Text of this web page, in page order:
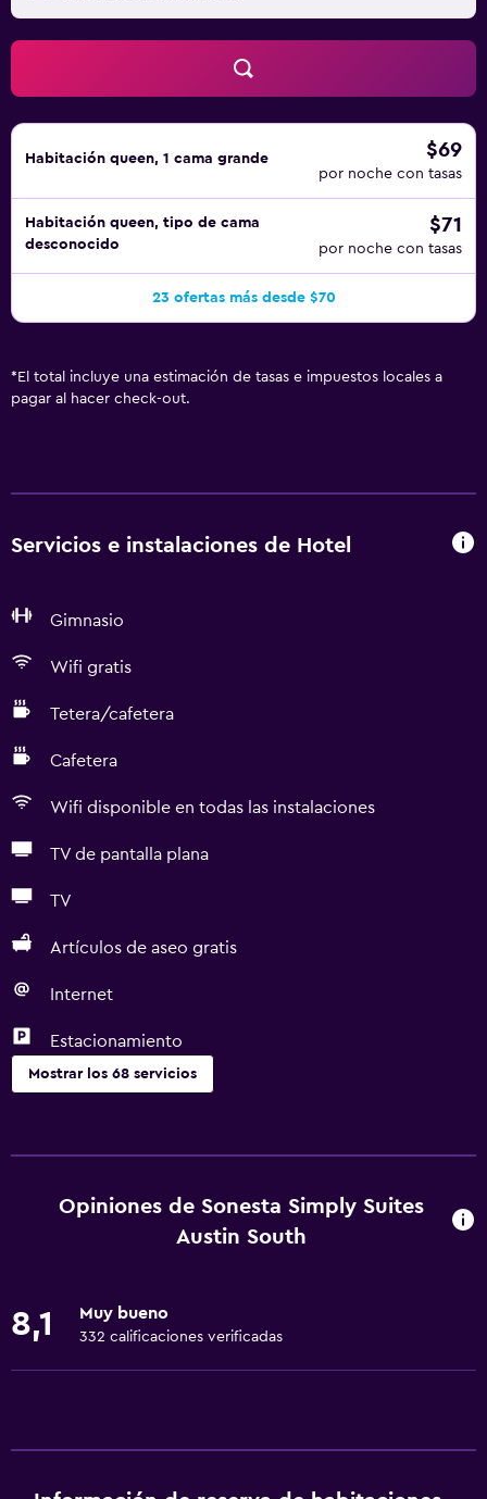
este hotel incluyen gimnasio abierto las 24 horas.
Habitación queen, 1 cama grande $69
por noche con tasas
Habitación queen, tipo de cama
desconocido
$71
por noche con tasas
23 ofertas más desde $70
* El total incluye una estimación de tasas e impuestos locales a
pagar al hacer check-out.
Servicios e instalaciones de Hotel
Gimnasio
Wifi gratis
Tetera/cafetera
Cafetera
Wifi disponible en todas las instalaciones
TV de pantalla plana
TV
Artículos de aseo gratis
Internet
Estacionamiento
Mostrar los 68 servicios
Wifi gratis
Wifi disponible en todas las instalaciones
Extinguidor
Artículos de aseo gratis
Opiniones de Sonesta Simply Suites
Austin South
8,1 Muy bueno
332 calificaciones verificadas